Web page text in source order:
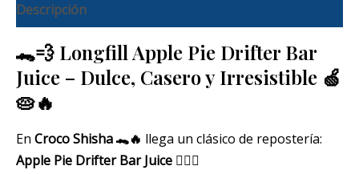
Descripción
🐊💨 Longfill Apple Pie Drifter Bar
Juice – Dulce, Casero y Irresistible 🍏
🥧🔥
En Croco Shisha 🐊🔥 llega un clásico de repostería:
Apple Pie Drifter Bar Juice 😮‍💨💚